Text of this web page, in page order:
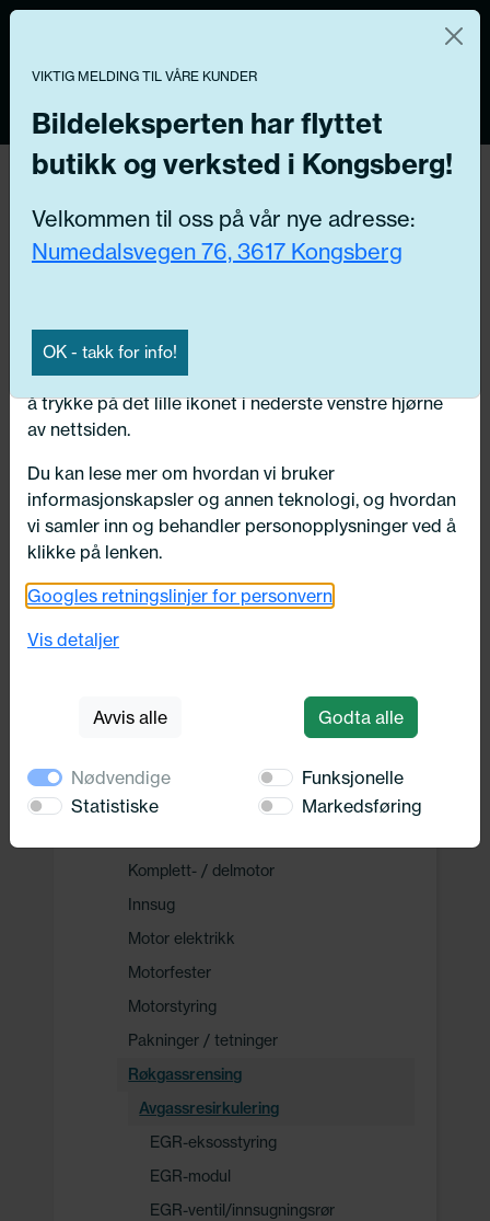
Få riktig del til bilen din ved å legge inn
N
Velg kjøretøy
Drivverk
Motor, Drivstoff og Eksos
Drivstoff system
Ureainnsprøytning
Motor
Komplett- / delmotor
Innsug
Motor elektrikk
Motorfester
Motorstyring
Pakninger / tetninger
Røkgassrensing
Avgassresirkulering
EGR-eksosstyring
EGR-modul
EGR-ventil/innsugningsrør
Vi og våre forretningspartnere bruker teknologier,
inkludert informasjonskapsler/«cookies» til å samle
informasjon om deg for forskjellige formål, inkludert:
Funksjonelle, Statistiske, Markedsføring
Ved å trykke «Godta» gir du din tillatelse til alle disse
formålene. Du kan også velge formålet du vil
innstillingene».
Du kan trekke tilbake samtykket ditt til enhver tid ved
å trykke på det lille ikonet i nederste venstre hjørne
av nettsiden.
Du kan lese mer om hvordan vi bruker
informasjonskapsler og annen teknologi, og hvordan
vi samler inn og behandler personopplysninger ved å
klikke på lenken.
Googles retningslinjer for personvern
Vis detaljer
Avvis alle Godta alle
Nødvendige
Funksjonelle
Statistiske
Markedsføring
VIKTIG MELDING TIL VÅRE KUNDER
Bildeleksperten har flyttet
butikk og verksted i Kongsberg!
Velkommen til oss på vår nye adresse:
Numedalsvegen 76, 3617 Kongsberg
OK - takk for info!